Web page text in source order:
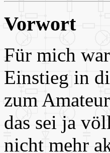
Vorwort
Für mich
Einstieg in
zum
das sei ja
nicht mehr